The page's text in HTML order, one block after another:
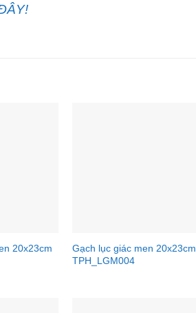
20x23cm
Gạch lục giác men 20x23cm
TPH_LGM004